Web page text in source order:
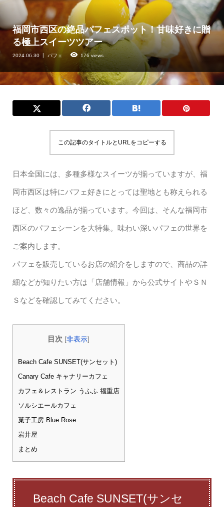
福岡市西区の絶品パフェスポット！甘味好きに贈
る極上スイーツツアー
2024.06.30 パフェ 176 views
この記事のタイトルとURLをコピーする
日本全国には、多種多様なスイーツが揃っていますが、福
岡市西区は特にパフェ好きにとっては聖地とも称えられる
ほど、数々の逸品が揃っています。今回は、そんな福岡市
西区のパフェシーンを大特集。味わい深いパフェの世界を
ご案内します。
パフェを販売しているお店の紹介をしますので、商品の詳
細などが知りたい方は「店舗情報」から公式サイトやＳＮ
Ｓなどを確認してみてください。
目次 [非表示]
Beach Cafe SUNSET(サンセット)
Canary Cafe キャナリーカフェ
カフェ＆レストラン うふふ 福重店
ソルシエールカフェ
菓子工房 Blue Rose
岩井屋
まとめ
Beach Cafe SUNSET(サンセ